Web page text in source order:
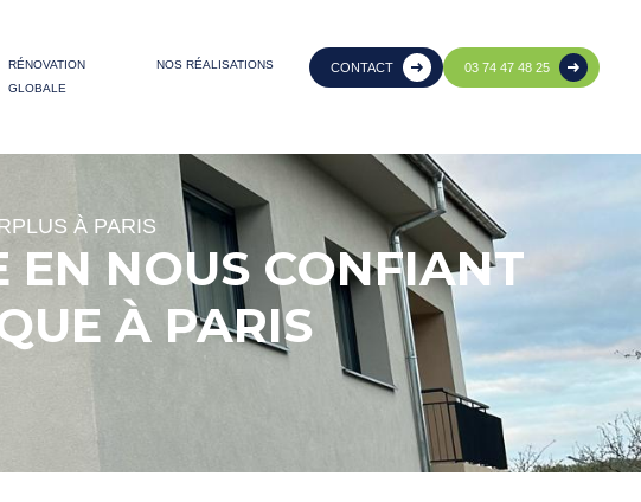
RÉNOVATION
GLOBALE
NOS RÉALISATIONS CONTACT 03 74 47 48 25
À PARIS
EN NOUS CONFIANT
À PARIS